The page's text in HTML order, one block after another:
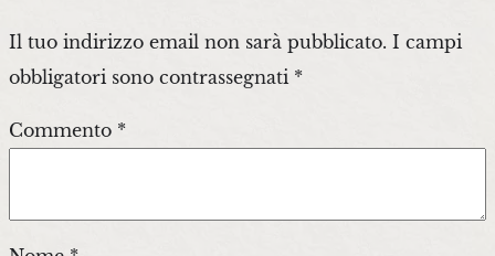
Il tuo indirizzo email non sarà pubblicato. I campi
obbligatori sono contrassegnati *
Commento *